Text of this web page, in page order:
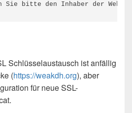
bitte den Inhaber der
Schlüsselaustausch ist anfällig
(https://weakdh.org), aber
für neue SSL-